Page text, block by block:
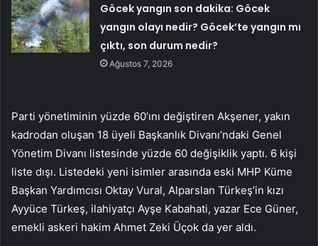
Göcek yangın son dakika: Göcek
yangın olayı nedir? Göcek’te yangın mı
çıktı, son durum nedir?
Ağustos 7, 2026
Parti yönetiminin yüzde 60’ını değiştiren Akşener, yakın
kadrodan oluşan 18 üyeli Başkanlık Divanı’ndaki Genel
Yönetim Divanı listesinde yüzde 60 değişiklik yaptı. 6 kişi
liste dışı. Listedeki yeni isimler arasında eski MHP Küme
Başkan Yardımcısı Oktay Vural, Alparslan Türkeş’in kızı
Ayyüce Türkeş, ilahiyatçı Ayşe Kabahati, yazar Ece Güner,
emekli askeri hakim Ahmet Zeki Üçok da yer aldı.